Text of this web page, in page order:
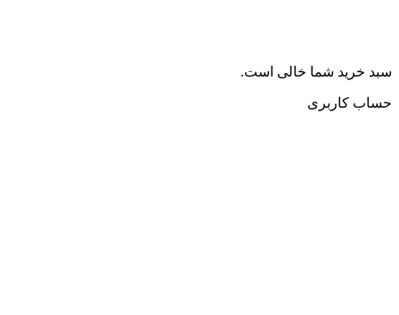
سبد خرید شما خالی است.
حساب کاربری